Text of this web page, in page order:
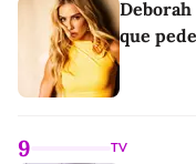
Deborah
que
9 TV